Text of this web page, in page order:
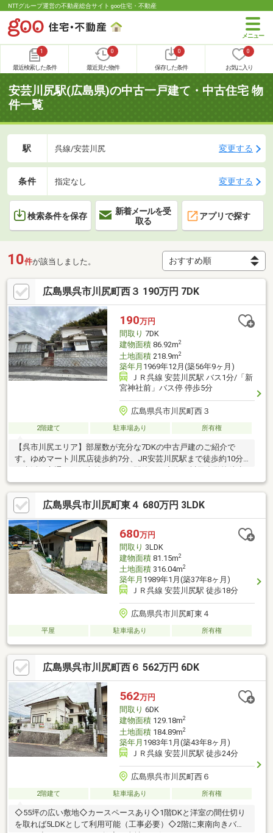
NTTグループ運営の不動産総合サイト goo住宅・不動産
1
最近検索した条件
0
最近見た物件
0
保存した条件
0
お気に入り
安芸川尻駅(広島県)の中古一戸建て・中古住宅 物
件一覧
駅 呉線/安芸川尻 変更する
条件 指定なし 変更する
検索条件を保存
新着メールを受
取る
アプリで探す
10件が該当しました。
広島県呉市川尻町西３ 190万円 7DK
190万円
間取り 7DK
建物面積86.92m2
土地面積218.9m2
築年月 1969年12月(築56年9ヶ月)
ＪＲ呉線 安芸川尻駅 バス1分/「新
宮神社前」バス停 停歩5分
広島県呉市川尻町西３
2階建て 駐車場あり 所有権
【呉市川尻エリア】部屋数が充分な7DKの中古戸建のご紹介で
す。ゆめマート川尻店徒歩約7分、JR安芸川尻駅まで徒歩約10分
19分、川尻中学校徒歩10分2階からは海を臨むことができます
（令和8年3月現在）皆様のお問い合わせをお待ちしております。
広島県呉市川尻町東４ 680万円 3LDK
680万円
間取り 3LDK
建物面積81.15m2
土地面積316.04m2
築年月 1989年1月(築37年8ヶ月)
ＪＲ呉線 安芸川尻駅 徒歩18分
広島県呉市川尻町東４
平屋 駐車場あり 所有権
広島県呉市川尻町西６ 562万円 6DK
562万円
間取り 6DK
建物面積129.18m2
土地面積184.89m2
築年月 1983年1月(築43年8ヶ月)
ＪＲ呉線 安芸川尻駅 徒歩24分
広島県呉市川尻町西６
2階建て 駐車場あり 所有権
◇55坪の広い敷地◇カースペースあり◇1階DKと洋室の間仕切り
を取れば5LDKとして利用可能（工事必要）◇2階に東南向きバル